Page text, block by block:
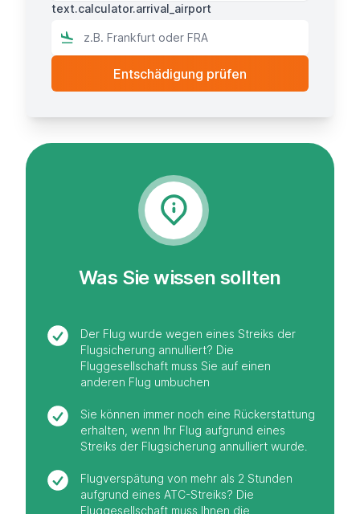
text.calculator.arrival_airport
Was Sie wissen sollten
Der Flug wurde wegen eines Streiks der
Flugsicherung annulliert? Die
Fluggesellschaft muss Sie auf einen
anderen Flug umbuchen
Sie können immer noch eine Rückerstattung
erhalten, wenn Ihr Flug aufgrund eines
Streiks der Flugsicherung annulliert wurde.
Flugverspätung von mehr als 2 Stunden
aufgrund eines ATC-Streiks? Die
Fluggesellschaft muss Ihnen die